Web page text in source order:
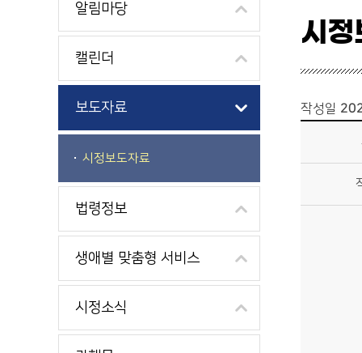
알림마당
캘린더
보도자료
시정보도자료
법령정보
생애별 맞춤형 서비스
시정소식
시정
작성일
시정소식>보도자료>시정보도자료 상세보기 - 제목, 작성자, 내용, 파일 제공